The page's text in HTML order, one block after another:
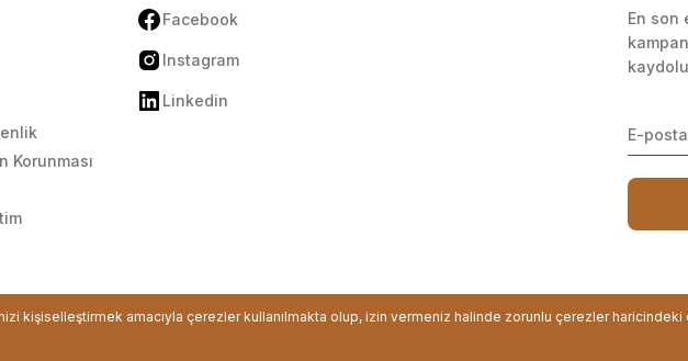
kişiselleştirmek amacıyla çerezler kullanılmakta olup, izin vermeniz halinde zorunlu çerezler haricindeki
Korunması
Facebook
Instagram
Linkedin
En son
ile korunmaktadır.